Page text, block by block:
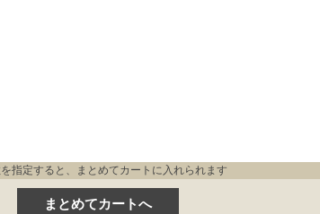
指定すると、まとめてカートに入れられます